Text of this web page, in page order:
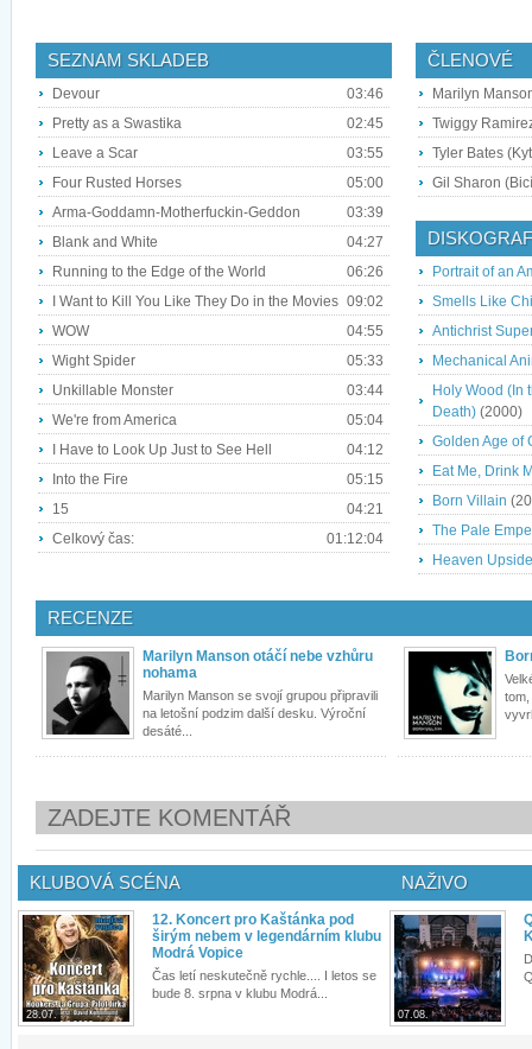
SEZNAM SKLADEB
Devour
03:46
Pretty as a Swastika
02:45
Leave a Scar
03:55
Four Rusted Horses
05:00
Arma-Goddamn-Motherfuckin-Geddon
03:39
Blank and White
04:27
Running to the Edge of the World
06:26
I Want to Kill You Like They Do in the Movies 09:02
WOW
04:55
Wight Spider
05:33
Unkillable Monster
03:44
We're from America
05:04
I Have to Look Up Just to See Hell
04:12
Into the Fire
05:15
15
04:21
Celkový čas:
01:12:04
ČLENOVÉ
Marilyn
Twiggy
Tyler Bates
Gil Sharon
Portrait of an
Smells Like
Antichrist
Mechanical
Holy Wood (In
Death) (2000)
Golden Age of
Eat Me, Drink
Born Villain
The Pale
Heaven
RECENZE
Marilyn Manson otáčí nebe vzhůru
nohama
Marilyn Manson se svojí grupou připravili
na letošní podzim další desku. Výroční
desáté...
ZADEJTE KOMENTÁŘ
KLUBOVÁ SCÉNA
28.07.
12. Koncert pro Kaštánka pod
širým nebem v legendárním klubu
Modrá Vopice
Čas letí neskutečně rychle.... I letos se
bude 8. srpna v klubu Modrá...
NAŽIVO
07.08.